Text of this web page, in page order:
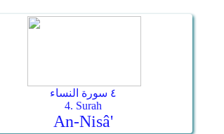
٤ سورة النساء
4. Surah
An-Nisâ'